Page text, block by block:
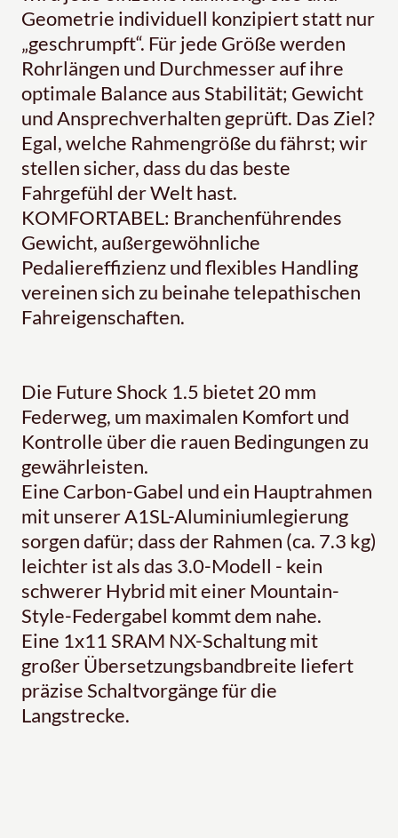
Geometrie individuell konzipiert statt nur
„geschrumpft“. Für jede Größe werden
Rohrlängen und Durchmesser auf ihre
optimale Balance aus Stabilität; Gewicht
und Ansprechverhalten geprüft. Das Ziel?
Egal, welche Rahmengröße du fährst; wir
stellen sicher, dass du das beste
Fahrgefühl der Welt hast.
KOMFORTABEL: Branchenführendes
Gewicht, außergewöhnliche
Pedaliereffizienz und flexibles Handling
vereinen sich zu beinahe telepathischen
Fahreigenschaften.
Die Future Shock 1.5 bietet 20 mm
Federweg, um maximalen Komfort und
Kontrolle über die rauen Bedingungen zu
gewährleisten.
Eine Carbon-Gabel und ein Hauptrahmen
mit unserer A1SL-Aluminiumlegierung
sorgen dafür; dass der Rahmen (ca. 7.3 kg)
leichter ist als das 3.0-Modell - kein
schwerer Hybrid mit einer Mountain-
Style-Federgabel kommt dem nahe.
Eine 1x11 SRAM NX-Schaltung mit
großer Übersetzungsbandbreite liefert
präzise Schaltvorgänge für die
Langstrecke.